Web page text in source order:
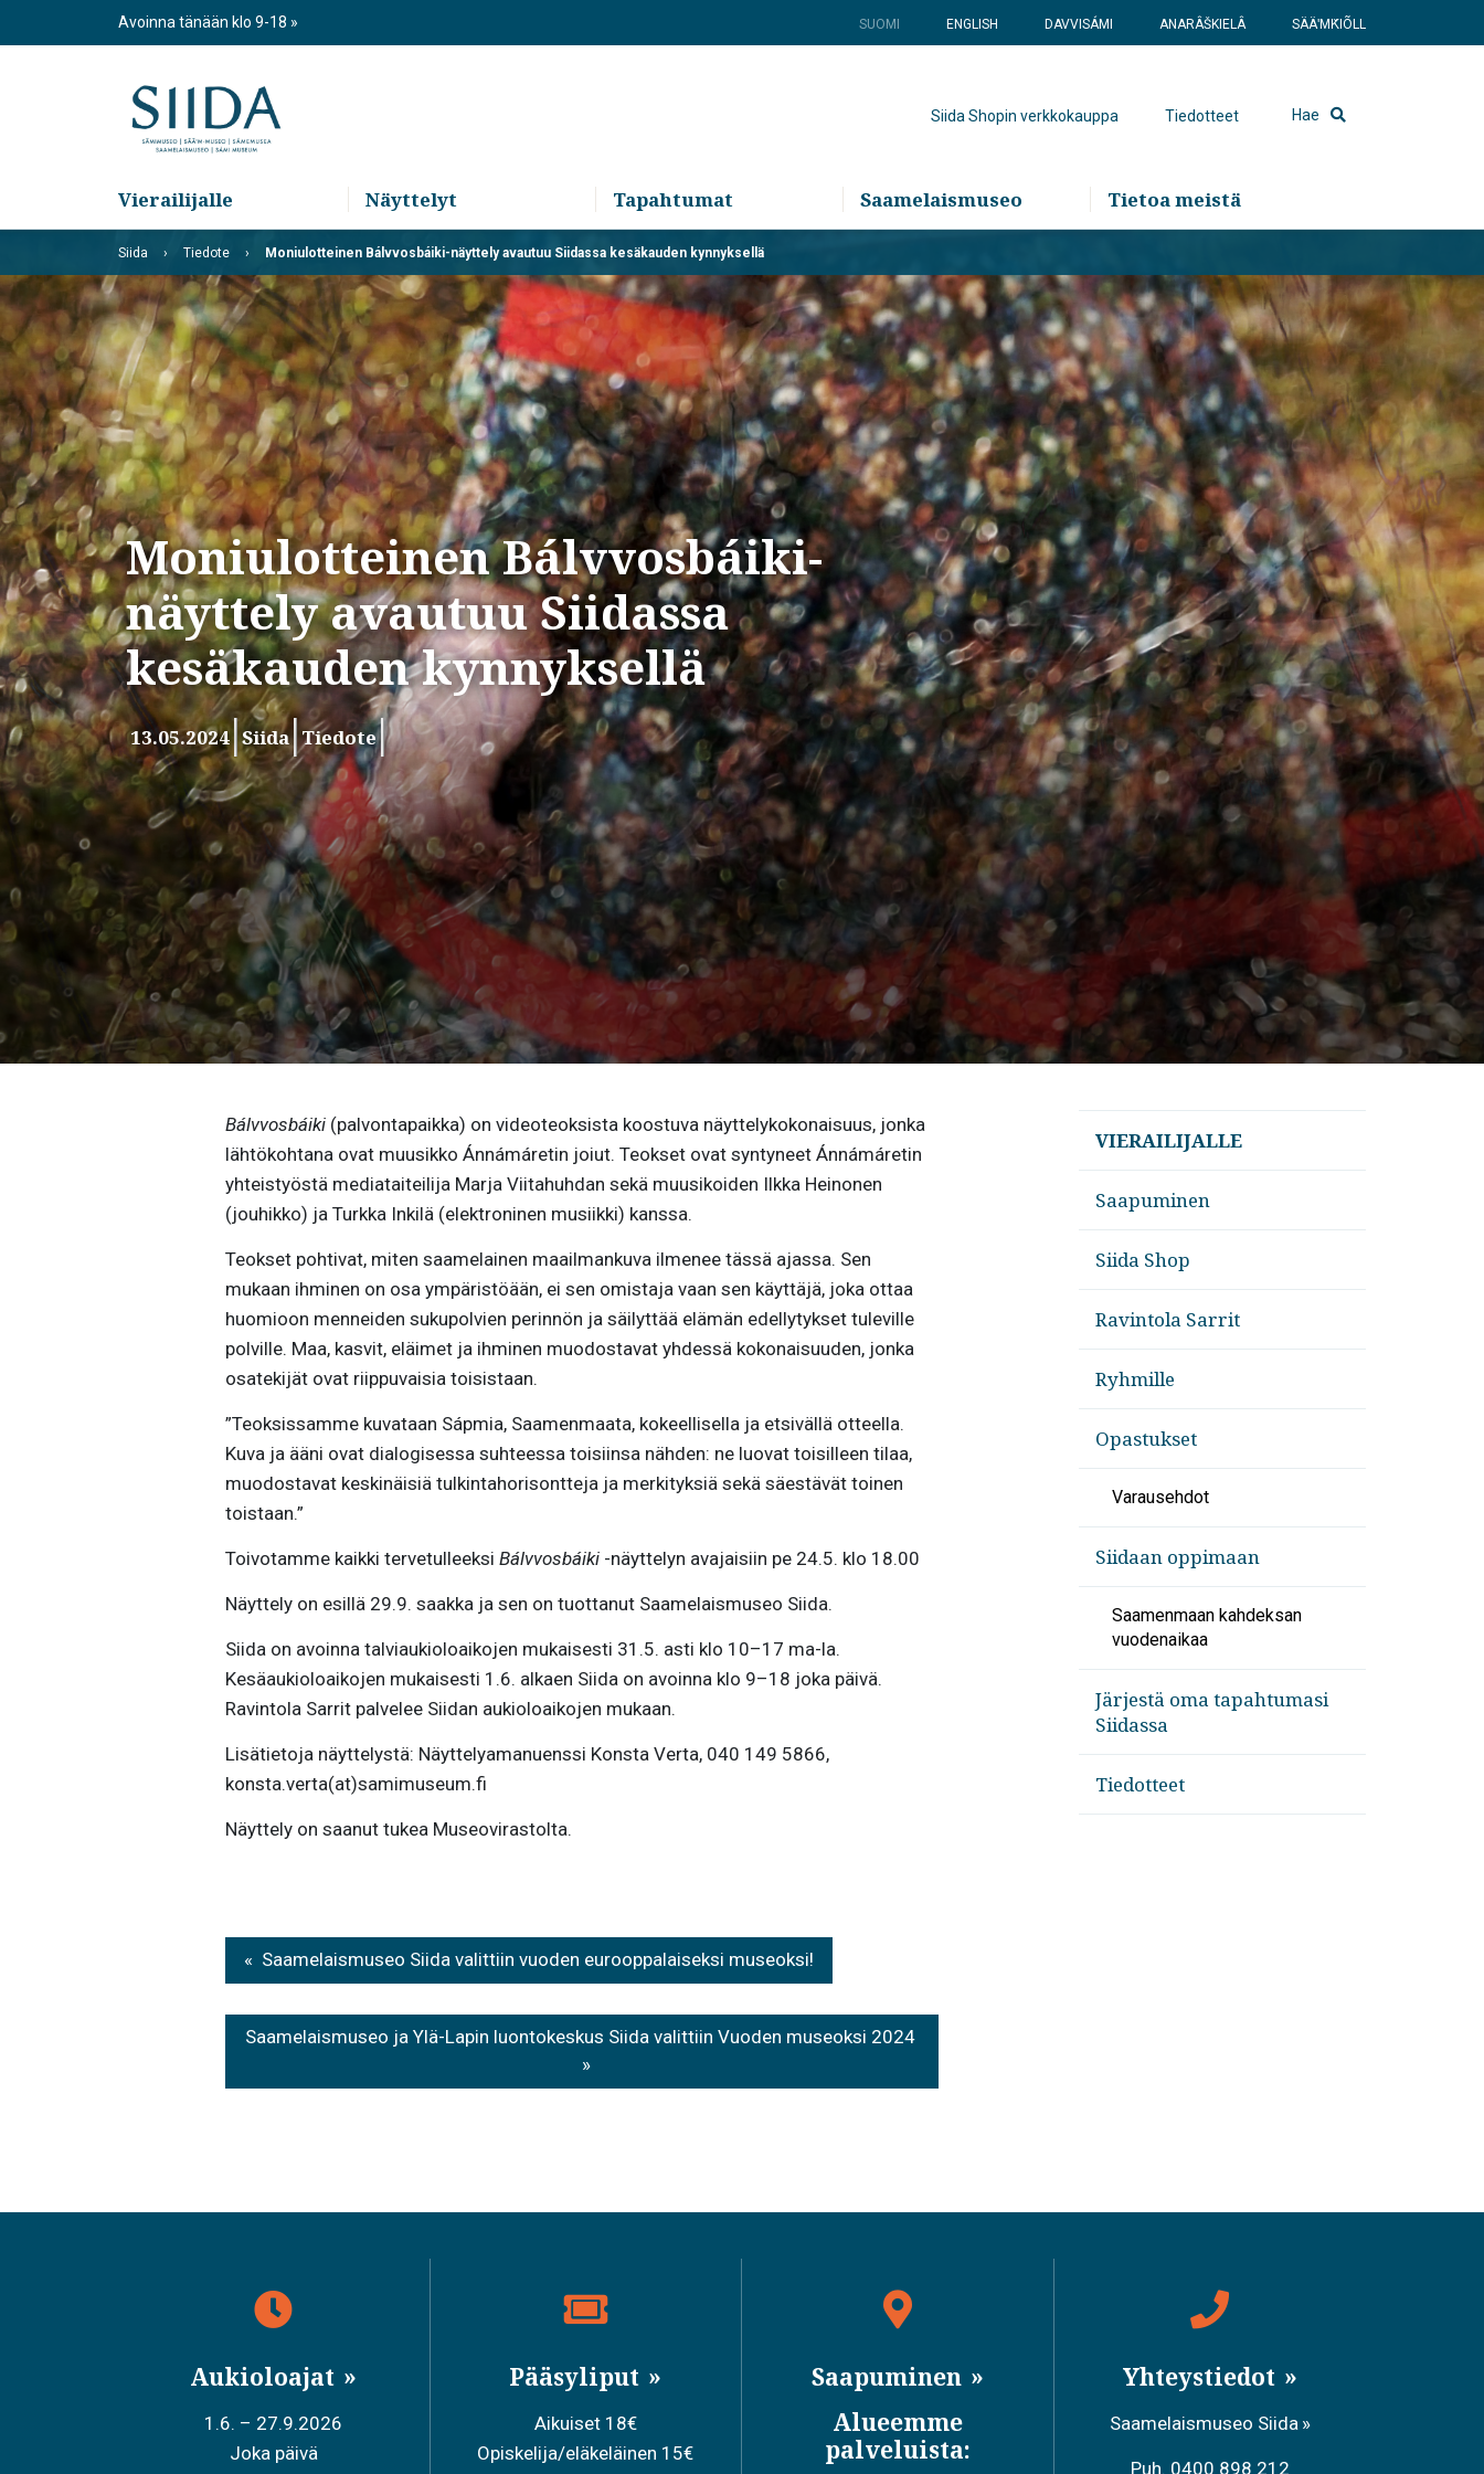
Avoinna tänään klo 9-18 SUOMI ENGLISH DAVVISÁMI ANARÂŠKIELÂ SÄÄʹMǨIÕLL
Siida Shopin verkkokauppa Tiedotteet Hae
Vierailijalle Näyttelyt Tapahtumat Saamelaismuseo Tietoa meistä
Siida Tiedote Moniulotteinen Bálvvosbáiki-näyttely avautuu Siidassa kesäkauden kynnyksellä
Moniulotteinen Bálvvosbáiki-
näyttely avautuu Siidassa
kesäkauden kynnyksellä
13.05.2024 Siida Tiedote
Bálvvosbáiki(palvontapaikka) on videoteoksista koostuva näyttelykokonaisuus, jonka
lähtökohtana ovat muusikko Ánnámáretin joiut. Teokset ovat syntyneet Ánnámáretin
yhteistyöstä mediataiteilija Marja Viitahuhdan sekä muusikoiden Ilkka Heinonen
(jouhikko) ja Turkka Inkilä (elektroninen musiikki) kanssa.
Teokset pohtivat, miten saamelainen maailmankuva ilmenee tässä ajassa. Sen
mukaan ihminen on osa ympäristöään, ei sen omistaja vaan sen käyttäjä, joka ottaa
huomioon menneiden sukupolvien perinnön ja säilyttää elämän edellytykset tuleville
polville. Maa, kasvit, eläimet ja ihminen muodostavat yhdessä kokonaisuuden, jonka
osatekijät ovat riippuvaisia toisistaan.
”Teoksissamme kuvataan Sápmia, Saamenmaata, kokeellisella ja etsivällä otteella.
Kuva ja ääni ovat dialogisessa suhteessa toisiinsa nähden: ne luovat toisilleen tilaa,
muodostavat keskinäisiä tulkintahorisontteja ja merkityksiä sekä säestävät toinen
toistaan.”
Toivotamme kaikki tervetulleeksi Bálvvosbáiki-näyttelyn avajaisiin pe 24.5. klo 18.00
Näyttely on esillä 29.9. saakka ja sen on tuottanut Saamelaismuseo Siida.
Siida on avoinna talviaukioloaikojen mukaisesti 31.5. asti klo 10–17 ma-la.
Kesäaukioloaikojen mukaisesti 1.6. alkaen Siida on avoinna klo 9–18 joka päivä.
Ravintola Sarrit palvelee Siidan aukioloaikojen mukaan.
Lisätietoja näyttelystä: Näyttelyamanuenssi Konsta Verta, 040 149 5866,
konsta.verta(at)samimuseum.fi
Näyttely on saanut tukea Museovirastolta.
Artikkelien
selaus
Saamelaismuseo Siida valittiin vuoden eurooppalaiseksi museoksi!
Saamelaismuseo ja Ylä-Lapin luontokeskus Siida valittiin Vuoden museoksi 2024
VIERAILIJALLE
Saapuminen
Siida Shop
Ravintola Sarrit
Ryhmille
Opastukset
Varausehdot
Siidaan oppimaan
Saamenmaan kahdeksan
vuodenaikaa
Järjestä oma tapahtumasi
Siidassa
Tiedotteet
Aukioloajat
1.6. – 27.9.2026
Joka päivä
Pääsyliput
Aikuiset 18€
Opiskelija/eläkeläinen 15€
Saapuminen
Alueemme
palveluista:
Yhteystiedot
Saamelaismuseo Siida
Puh. 0400 898 212